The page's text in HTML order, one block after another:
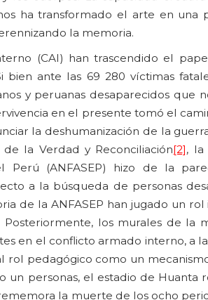
ha transformado el arte en una
la memoria.
(CAI) han trascendido el
bien ante las 69 280 víctimas
y peruanas desaparecidos que
en el presente tomó el
la deshumanización de la
la Verdad y Reconciliación[2], la
Perú (ANFASEP) hizo de la
a la búsqueda de personas
de la ANFASEP han jugado un
los murales de la
en el conflicto armado interno, a
rol pedagógico como un
un personas, el estadio de Huanta
la muerte de los ocho